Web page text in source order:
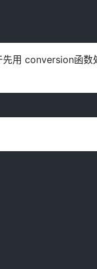
先用 conversion函数